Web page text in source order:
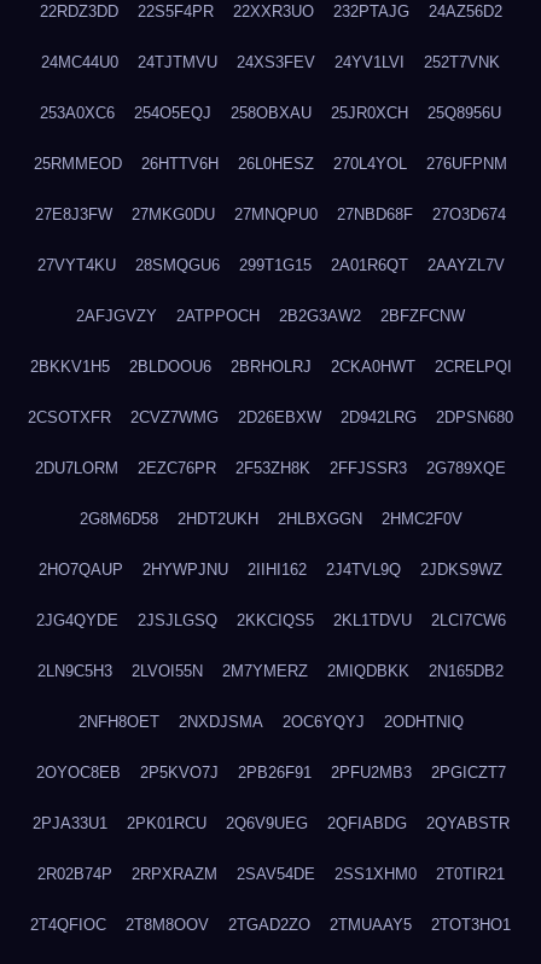
22RDZ3DD 22S5F4PR 22XXR3UO 232PTAJG 24AZ56D2
24MC44U0 24TJTMVU 24XS3FEV 24YV1LVI 252T7VNK
253A0XC6 254O5EQJ 258OBXAU 25JR0XCH 25Q8956U
25RMMEOD 26HTTV6H 26L0HESZ 270L4YOL 276UFPNM
27E8J3FW 27MKG0DU 27MNQPU0 27NBD68F 27O3D674
27VYT4KU 28SMQGU6 299T1G15 2A01R6QT 2AAYZL7V
2AFJGVZY 2ATPPOCH 2B2G3AW2 2BFZFCNW
2BKKV1H5 2BLDOOU6 2BRHOLRJ 2CKA0HWT 2CRELPQI
2CSOTXFR 2CVZ7WMG 2D26EBXW 2D942LRG 2DPSN680
2DU7LORM 2EZC76PR 2F53ZH8K 2FFJSSR3 2G789XQE
2G8M6D58 2HDT2UKH 2HLBXGGN 2HMC2F0V
2HO7QAUP 2HYWPJNU 2IIHI162 2J4TVL9Q 2JDKS9WZ
2JG4QYDE 2JSJLGSQ 2KKCIQS5 2KL1TDVU 2LCI7CW6
2LN9C5H3 2LVOI55N 2M7YMERZ 2MIQDBKK 2N165DB2
2NFH8OET 2NXDJSMA 2OC6YQYJ 2ODHTNIQ
2OYOC8EB 2P5KVO7J 2PB26F91 2PFU2MB3 2PGICZT7
2PJA33U1 2PK01RCU 2Q6V9UEG 2QFIABDG 2QYABSTR
2R02B74P 2RPXRAZM 2SAV54DE 2SS1XHM0 2T0TIR21
2T4QFIOC 2T8M8OOV 2TGAD2ZO 2TMUAAY5 2TOT3HO1